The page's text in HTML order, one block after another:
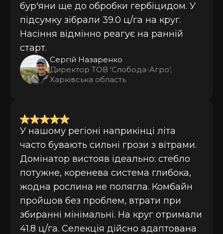
бур'яни ще до обробки гербіцидом. У
підсумку зібрали 39.0 ц/га на круг.
Насіння відмінно реагує на ранній
старт.
Сергій Назаренко
Директор ТОВ 'Слобода-Агро',
Харківська область
У нашому регіоні наприкінці літа
часто бувають сильні грози з вітрами.
Домінатор вистояв ідеально: стебло
потужне, коренева система глибока,
жодна рослина не полягла. Комбайн
пройшов без проблем, втрати при
збиранні мінімальні. На круг отримали
41.8 ц/га. Селекція дійсно адаптована